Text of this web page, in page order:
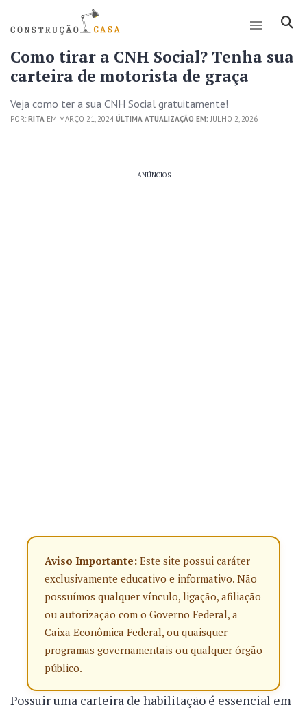
Como tirar a CNH Social? Tenha sua
carteira de motorista de graça
Veja como ter a sua CNH Social gratuitamente!
POR: RITA EM MARÇO 21, 2024ÚLTIMA ATUALIZAÇÃO EM: JULHO 2, 2026
ANÚNCIOS
Aviso Importante: Este site possui caráter
exclusivamente educativo e informativo. Não
possuímos qualquer vínculo, ligação, afiliação
ou autorização com o Governo Federal, a
Caixa Econômica Federal, ou quaisquer
programas governamentais ou qualquer órgão
público.
Possuir uma carteira de habilitação é essencial em